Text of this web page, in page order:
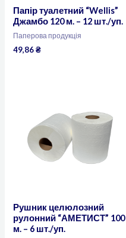
Папір туалетний “Wellis”
Джамбо 120 м. – 12 шт./уп.
Паперова продукція
49,86₴
Рушник целюлозний
рулонний “АМЕТИСТ” 100
м. – 6 шт./уп.